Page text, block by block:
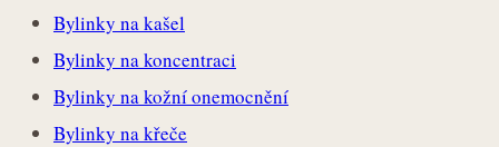
Bylinky na kašel
Bylinky na koncentraci
Bylinky na kožní onemocnění
Bylinky na křeče